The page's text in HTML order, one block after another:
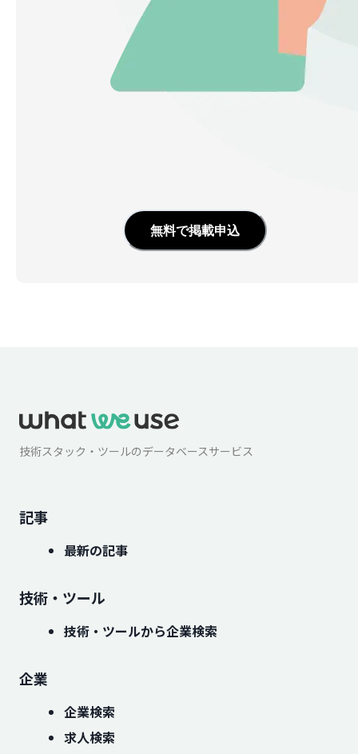
無料で掲載申込
技術スタック・ツールのデータベースサービス
記事
最新の記事
技術・ツール
技術・ツールから企業検索
企業
企業検索
求人検索